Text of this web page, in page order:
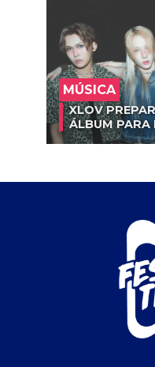
MÚSICA
XLOV
ÁLBUM PARA